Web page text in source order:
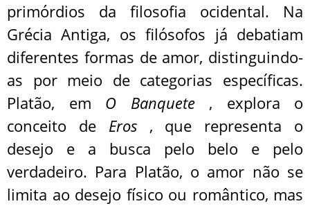
primórdios da filosofia ocidental. Na
Grécia Antiga, os filósofos já debatiam
diferentes formas de amor, distinguindo-
as por meio de categorias específicas.
Platão, em O Banquete , explora o
conceito de Eros , que representa o
desejo e a busca pelo belo e pelo
verdadeiro. Para Platão, o amor não se
limita ao desejo físico ou romântico, mas